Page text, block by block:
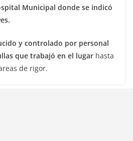
Municipal donde se indicó
y controlado por personal
que trabajó en el lugar hasta
de rigor.